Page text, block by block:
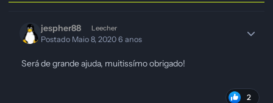
jespher88 Leecher
Postado Maio 8, 20206 anos
Será de grande ajuda, muitissímo obrigado!
2